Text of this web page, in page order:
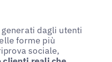
dagli utenti
forme più
sociale,